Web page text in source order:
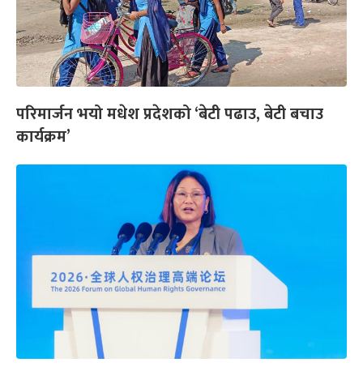
परिमार्जन भयो मधेश प्रदेशको ‘बेटी पढाउ, बेटी बचाउ
कार्यक्रम’